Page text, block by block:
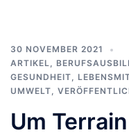
30 NOVEMBER 2021
ARTIKEL,
GESUNDHEIT,
UMWELT,
Um